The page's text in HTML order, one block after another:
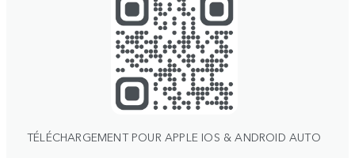
TÉLÉCHARGEMENT POUR APPLE IOS & ANDROID AUTO